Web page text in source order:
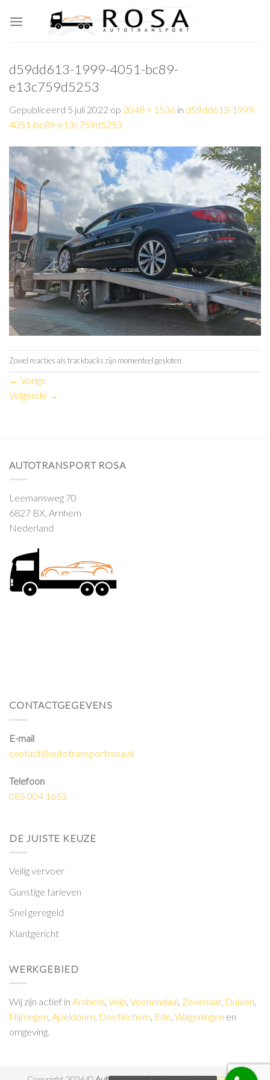
d59dd613-1999-4051-bc89-
e13c759d5253
Gepubliceerd 5 juli 2022 op 2048 × 1536 in d59dd613-1999-
4051-bc89-e13c759d5253
Zowel reacties als trackbacks zijn momenteel gesloten.
← Vorige
Volgende →
AUTOTRANSPORT ROSA
Leemansweg 70
6827 BX, Arnhem
Nederland
CONTACTGEGEVENS
E-mail
contact@autotransportrosa.nl
Telefoon
085 004 1653
DE JUISTE KEUZE
Veilig vervoer
Gunstige tarieven
Snel geregeld
Klantgericht
WERKGEBIED
Wij zijn actief in Arnhem, Velp, Veenendaal, Zevenaar, Duiven,
Nijmegen, Apeldoorn, Doetinchem, Ede, Wageningen en
omgeving.